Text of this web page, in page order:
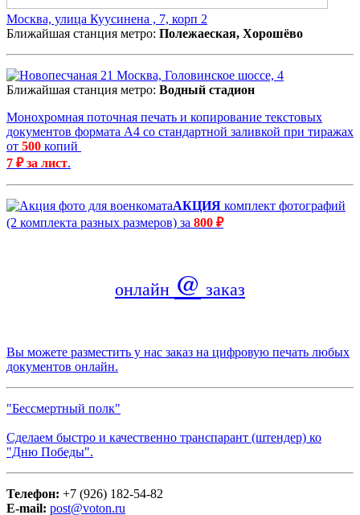
Москва, улица Куусинена , 7, корп 2
Ближайшая станция метро: Полежаеская, Хорошёво
Москва, Головинское шоссе, 4
Ближайшая станция метро: Водный стадион
Монохромная поточная печать и копирование текстовых
документов формата А4 со стандартной заливкой при тиражах
от 500 копий
7 ₽ за лист.
АКЦИЯ комплект фотографий
(2 комплекта разных размеров) за 800 ₽
онлайн @ заказ
Вы можете разместить у нас заказ на цифровую печать любых
документов онлайн.
"Бессмертный полк"
Сделаем быстро и качественно транспарант (штендер) ко
"Дню Победы".
Телефон: +7 (926) 182-54-82
E-mail: post@voton.ru